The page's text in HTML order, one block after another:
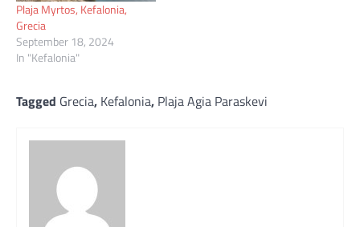
Plaja Myrtos, Kefalonia,
Grecia
September 18, 2024
In "Kefalonia"
Tagged Grecia, Kefalonia, Plaja Agia Paraskevi